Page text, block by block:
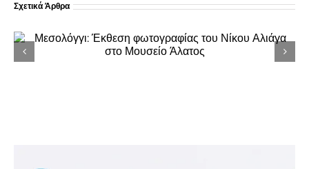
Σχετικά Άρθρα
Περιθώρι Ναυπακτίας: Μεγάλο πανηγύρι με
τη Χαρά Βέρρα και πλούσιο λαϊκό